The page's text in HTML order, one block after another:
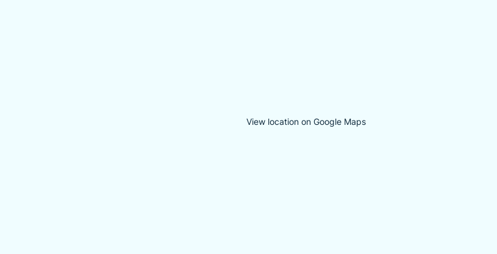
View location on Google Maps